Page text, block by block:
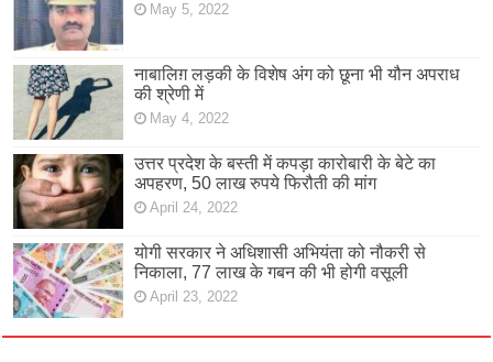
May 5, 2022
नाबालिग़ लड़की के विशेष अंग को छूना भी यौन अपराध
की श्रेणी में
May 4, 2022
उत्तर प्रदेश के बस्ती में कपड़ा कारोबारी के बेटे का
अपहरण, 50 लाख रुपये फिरौती की मांग
April 24, 2022
योगी सरकार ने अधिशासी अभियंता को नौकरी से
निकाला, 77 लाख के गबन की भी होगी वसूली
April 23, 2022